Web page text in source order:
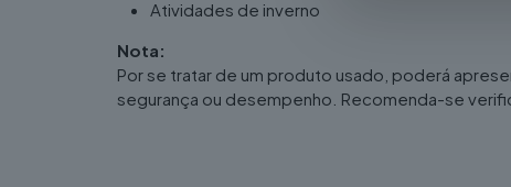
Atividades de inverno
Nota:
Por se tratar de um produto usado, poderá
segurança ou desempenho. Recomenda-se